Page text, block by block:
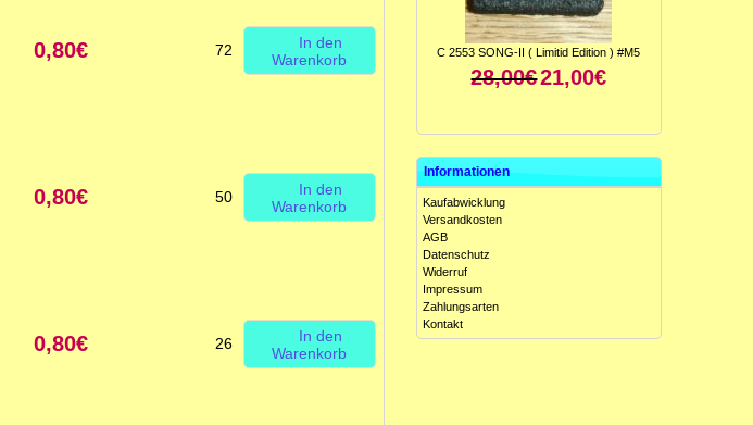
0,80€ 72
In den
Warenkorb
0,80€ 50
In den
Warenkorb
0,80€ 26
In den
Warenkorb
15,00€
C 2553 SONG-II ( Limitid Edition ) #M5
28,00€21,00€
Informationen
Kaufabwicklung
Versandkosten
AGB
Datenschutz
Widerruf
Impressum
Zahlungsarten
Kontakt